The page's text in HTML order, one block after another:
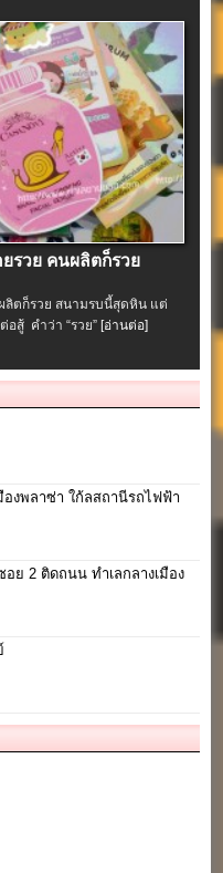
รวย คนผลิตก็รวย
ลิตก็รวย สนามรบนี้สุดหิน แต่
อสู้ คำว่า “รวย”[อ่านต่อ]
งพลาซ่า ใก้ลสถานีรถไฟฟ้า
ย 2 ติดถนน ทำเลกลางเมือง